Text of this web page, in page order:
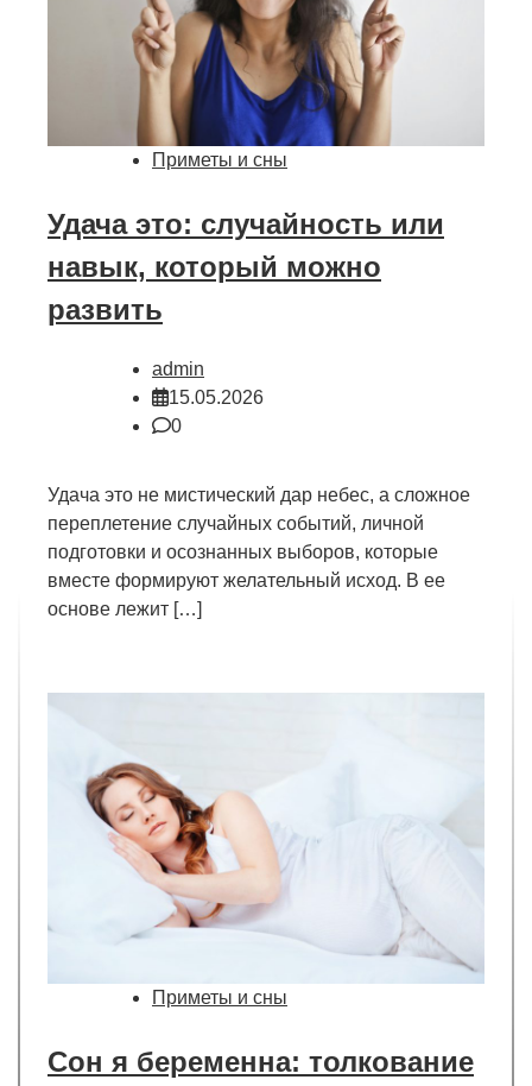
Приметы и сны
Удача это: случайность или
навык, который можно
развить
admin
15.05.2026
0
Удача это не мистический дар небес, а сложное
переплетение случайных событий, личной
подготовки и осознанных выборов, которые
вместе формируют желательный исход. В ее
основе лежит […]
Приметы и сны
Сон я беременна: толкование